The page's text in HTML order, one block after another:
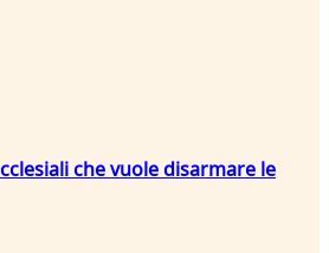
che vuole disarmare le